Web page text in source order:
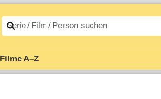
Filme A–Z